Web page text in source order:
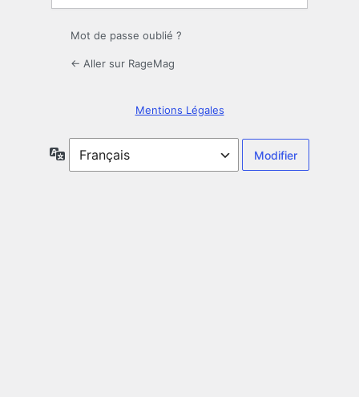
Mot de passe oublié ?
← Aller sur RageMag
Mentions Légales
Langue